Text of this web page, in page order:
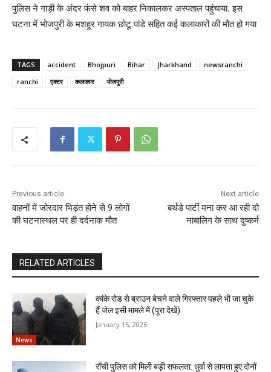
पुलिस ने गाड़ी के अंदर फंसे शव को बाहर निकालकर अस्पताल पहुंचाया. इस
घटना में भोजपुरी के मशहूर गायक छोटू पांडे सहित कई कलाकारों की मौत हो गया
TAGS accident Bhojpuri Bihar Jharkhand
newsranchi
ranchi
एक्टर कलाकार भोजपुरी
Previous article
वाहनों में जोरदार भिड़ंत होने से 9 लोगों
की घटनास्थल पर ही दर्दनाक मौत
Next article
बर्थडे पार्टी मना कर आ रही दो
नाबालिग के साथ दुष्कर्म
RELATED ARTICLES
News
कांके रोड से ब्राउन बेचने वाले गिरफ्तार पहले भी जा चुके
हैं जेल इसी मामले में (पूरा देखें)
January 15, 2026
राँची पुलिस को मिली बड़ी सफलता: धुर्वा से लापता हुए दोनों